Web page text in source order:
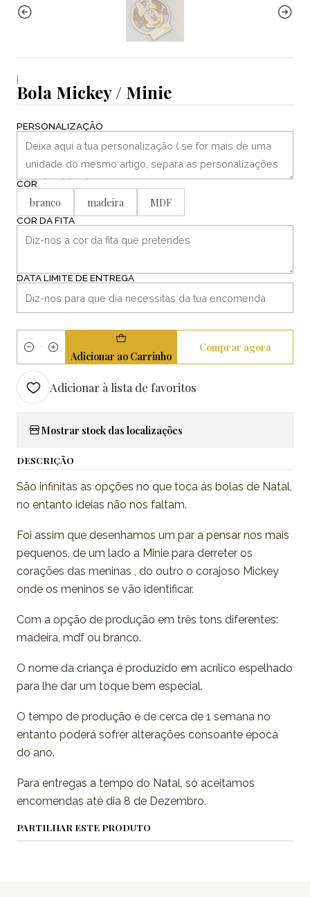
|
Bola Mickey / Minie
PERSONALIZAÇÃO
COR
branco madeira MDF
COR DA FITA
DATA LIMITE DE ENTREGA
Quantidade Adicionar ao Carrinho
Comprar agora
Adicionar à lista de favoritos
Mostrar stock das localizações
DESCRIÇÃO
São infinitas as opções no que toca ás bolas de Natal,
no entanto ideias não nos faltam.
Foi assim que desenhamos um par a pensar nos mais
pequenos, de um lado a Minie para derreter os
corações das meninas , do outro o corajoso Mickey
onde os meninos se vão identificar.
Com a opção de produção em três tons diferentes:
madeira, mdf ou branco.
O nome da criança é produzido em acrílico espelhado
para lhe dar um toque bem especial.
O tempo de produção é de cerca de 1 semana no
entanto poderá sofrer alterações consoante época
do ano.
Para entregas a tempo do Natal, só aceitamos
encomendas até dia 8 de Dezembro.
PARTILHAR ESTE PRODUTO